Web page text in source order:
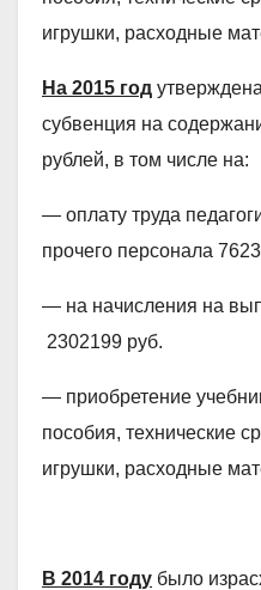
игрушки, расходные
На 2015 год
субвенция на
рублей, в том числе на:
— оплату труда
прочего персонала
— на начисления на
2302199 руб.
— приобретение
пособия, технические
игрушки, расходные
В 2014 году было